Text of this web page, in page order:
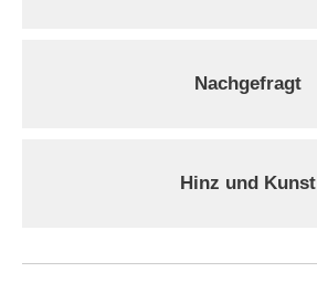
Nachgefragt
Hinz und Kunst